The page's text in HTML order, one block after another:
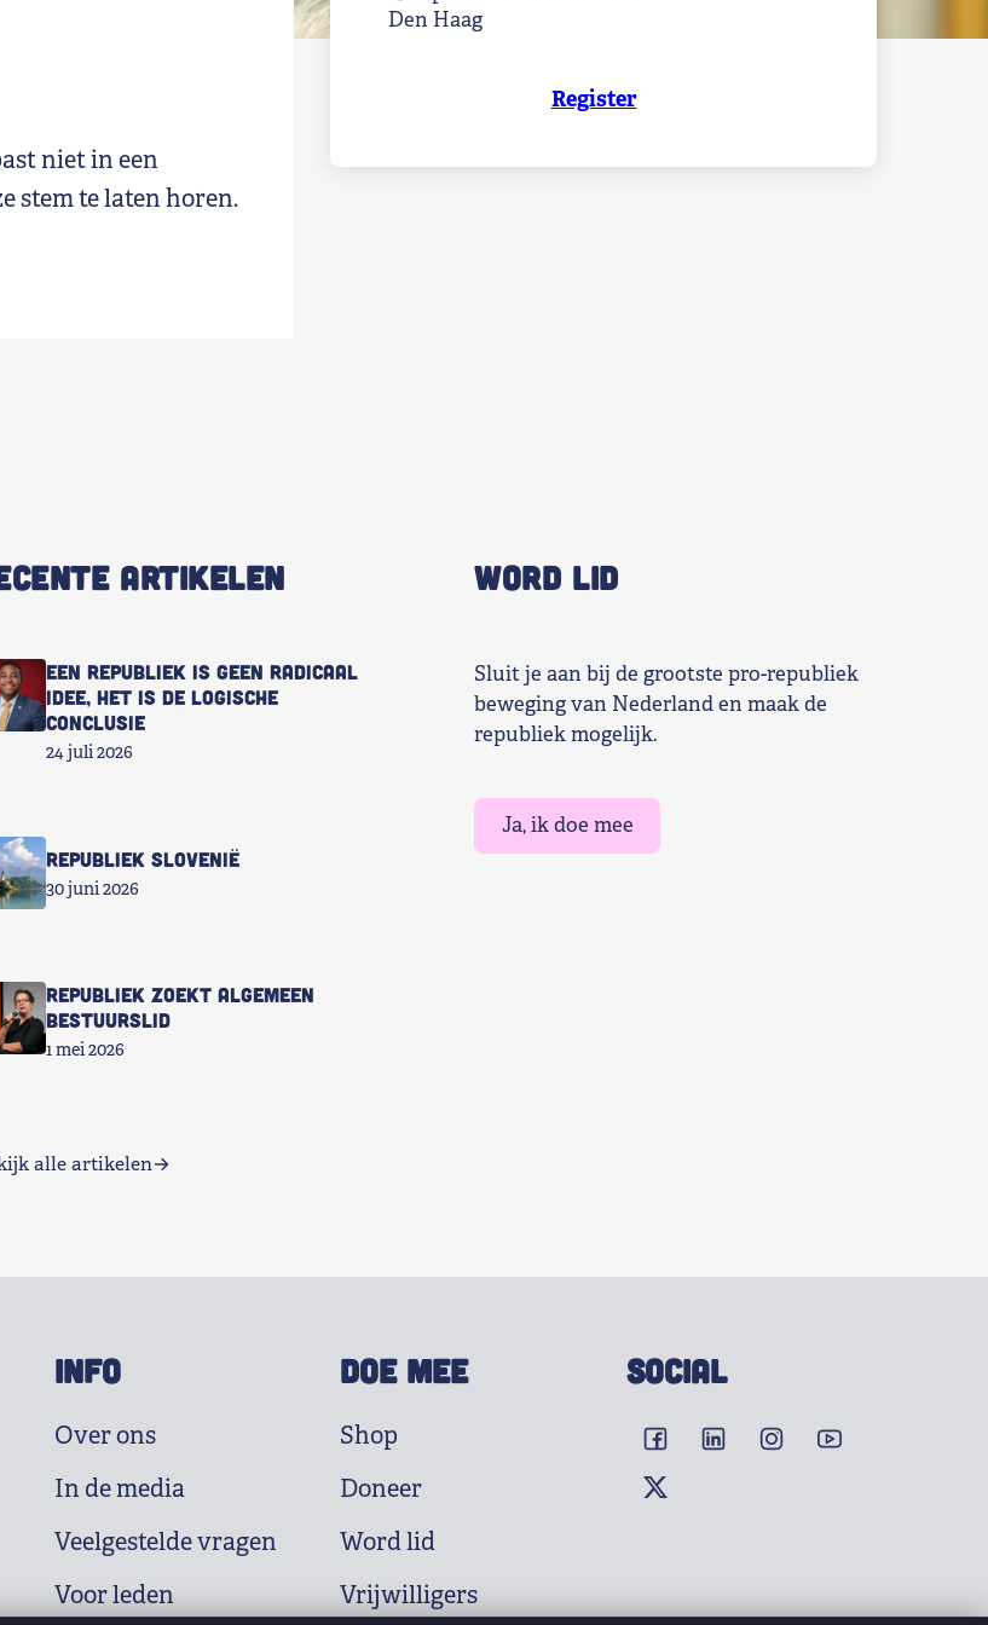
niet in een
stem te laten horen.
Den Haag
Register
ARTIKELEN
Een republiek is geen radicaal
idee, het is de logische
conclusie
24 juli 2026
Republiek Slovenië
30 juni 2026
Republiek zoekt Algemeen
Bestuurslid
1 mei 2026
alle artikelen
WORD LID
Sluit je aan bij de grootste pro-republiek
beweging van Nederland en maak de
republiek mogelijk.
Ja, ik doe mee
INFO
Over ons
In de media
Veelgestelde vragen
Voor leden
DOE MEE
Shop
Doneer
Word lid
Vrijwilligers
SOCIAL